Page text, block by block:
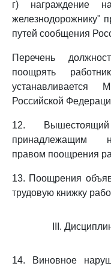
г) награждение
железнодорожнику"
путей сообщения
Перечень
поощрять
устанавливается
Российской
12. Вышестоящий
принадлежащим
правом поощрения
13. Поощрения
трудовую книжку
III.
14. Виновное